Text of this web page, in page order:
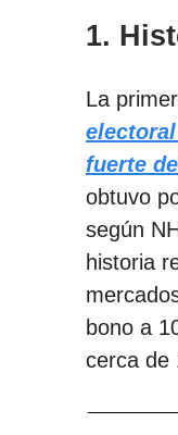
1.
La
fuerte
obtuvo
según
historia
bono a
cerca de